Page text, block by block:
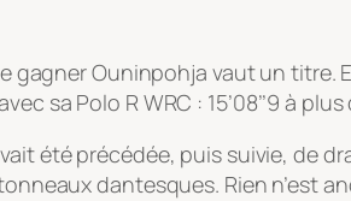
gagner Ouninpohja vaut un
sa Polo R WRC : 15’08’’9 à
été précédée, puis suivie, de
dantesques. Rien n’est